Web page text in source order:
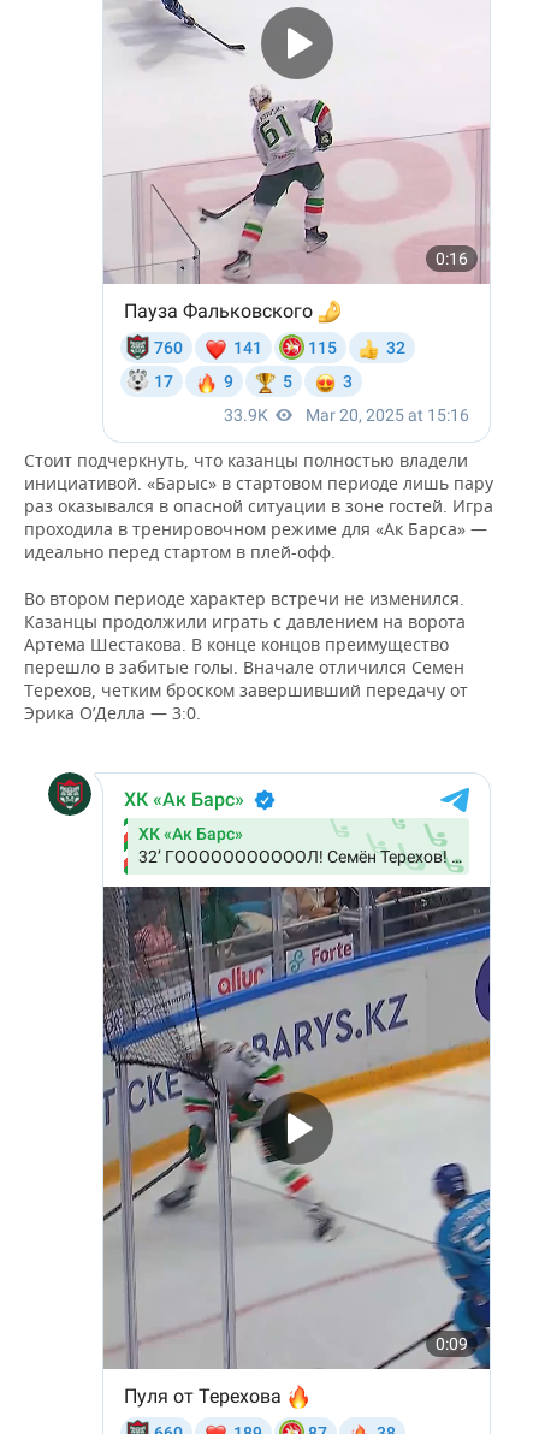
Стоит подчеркнуть, что казанцы полностью владели
инициативой. «Барыс» в стартовом периоде лишь пару
раз оказывался в опасной ситуации в зоне гостей. Игра
проходила в тренировочном режиме для «Ак Барса» —
идеально перед стартом в плей-офф.
Во втором периоде характер встречи не изменился.
Казанцы продолжили играть с давлением на ворота
Артема Шестакова. В конце концов преимущество
перешло в забитые голы. Вначале отличился Семен
Терехов, четким броском завершивший передачу от
Эрика О’Делла — 3:0.